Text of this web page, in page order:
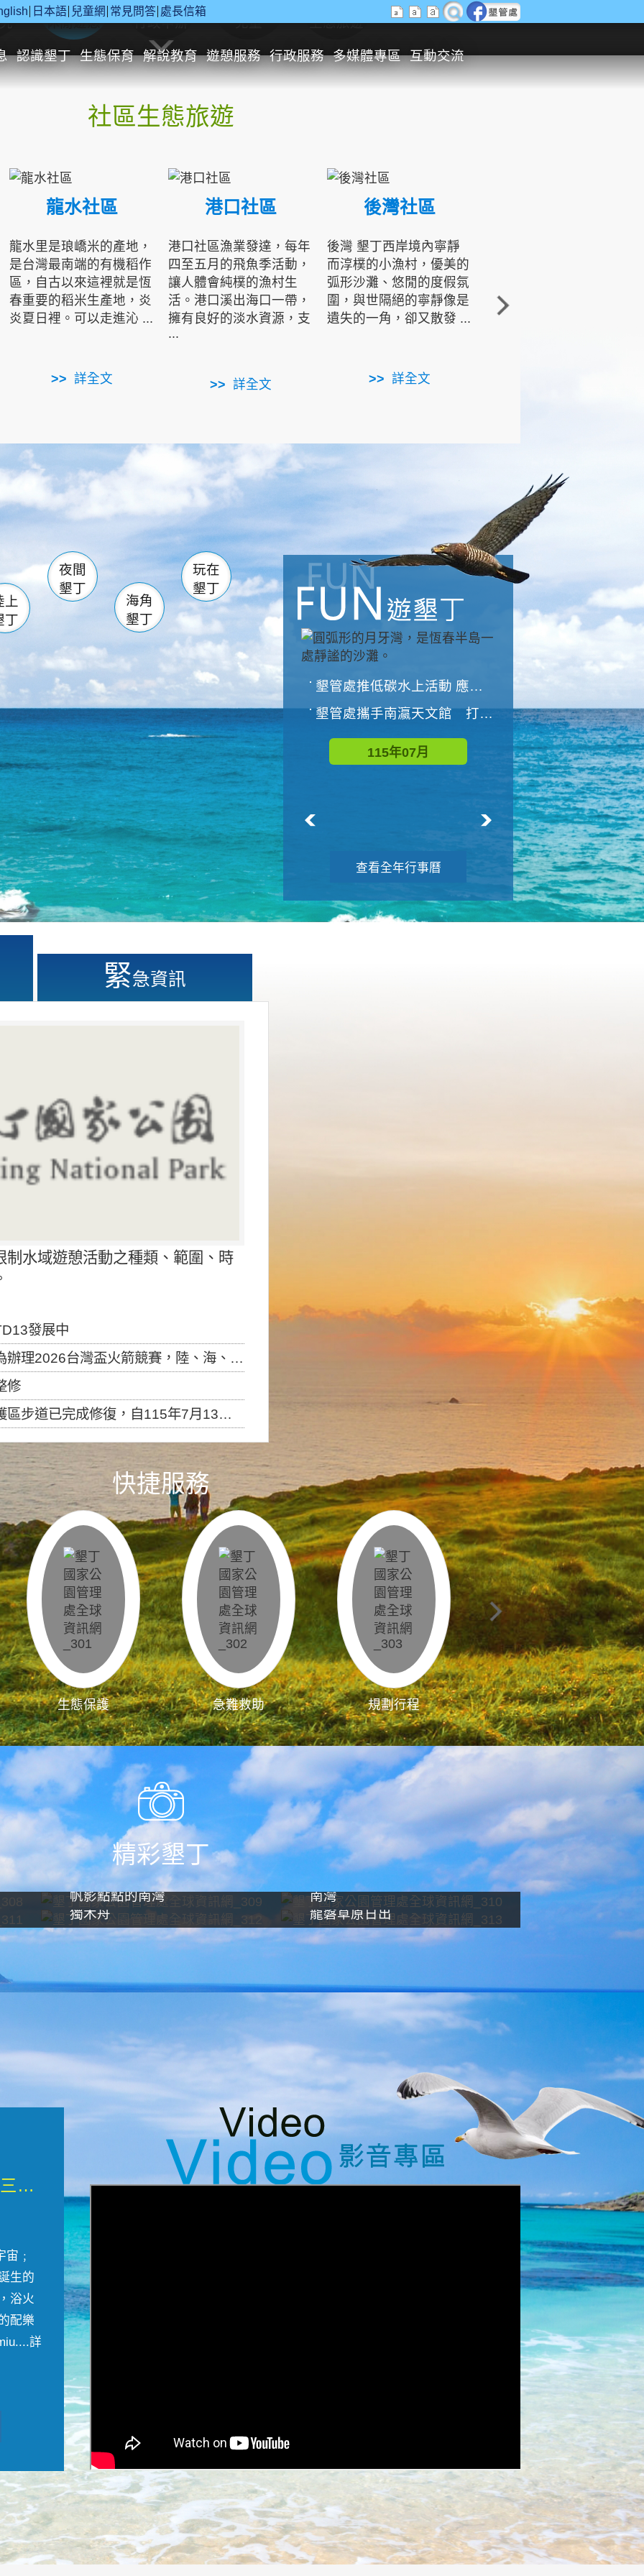
日本語 兒童網 常見問答 處長信箱
認識墾丁 生態保育 解說教育 遊憩服務 行政服務 多媒體專區 互動交流
休閒遊憩 行政申辦 兒童 生態旅遊
社區生態旅遊
龍水社區
龍水里是琅嶠米的產地，
是台灣最南端的有機稻作
區，自古以來這裡就是恆
春重要的稻米生產地，炎
炎夏日裡。可以走進沁 ...
詳全文
港口社區
港口社區漁業發達，每年
四至五月的飛魚季活動，
讓人體會純樸的漁村生
活。港口溪出海口一帶，
擁有良好的淡水資源，支
...
詳全文
後灣社區
後灣 墾丁西岸境內寧靜
而淳樸的小漁村，優美的
弧形沙灘、悠閒的度假氛
圍，與世隔絕的寧靜像是
遺失的一角，卻又散發 ...
詳全文
角的端點，冬季海浪拍打
著礁岸，旺盛的侵蝕作
南仁湖
滿州 佳樂水
森林遊樂區
墾管處遊客中心
社頂公園 風吹沙
船帆石 龍磐公園
香蕉灣 龍坑
鵝鑾鼻
上
丁
夜間
墾丁
海角
墾丁
玩在
墾丁
墾管處推低碳水上活動 應屆畢業生限額免費參加
墾管處攜手南瀛天文館 打造沉浸式天文探索營隊
115年07月
與國家公園有約-優游潮間
115年08月
查看全年行事曆
緊急資訊
水域遊憩活動之種類、範圍、時
發展中
盃火箭競賽，陸、海、空域警戒及協調相關事宜，因颱風備案事宜
修
，自115年7月13日（星期一）起恢復開放入園，歡迎民眾依規定申請入園....
快捷服務
生態保護 急難救助 規劃行程 影像直播
精彩墾丁
帆影點點的南灣
南灣
獨木舟
龍磐草原日出
微觀墾丁三部曲 重生....
﹔
生的
浴火
配樂
詳